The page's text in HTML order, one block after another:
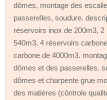
dômes, montage des
passerelles, soudure.
réservoirs inox de 200m3,
540m3, 4 réservoirs
carbone de 4000m3.
dômes et des passerelles.
dômes et charpente grue
des matiéres (côntrole